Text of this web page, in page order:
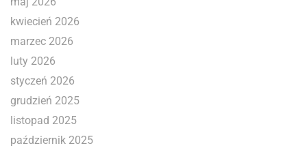
kwiecień 2026
marzec 2026
luty 2026
styczeń 2026
grudzień 2025
listopad 2025
październik 2025